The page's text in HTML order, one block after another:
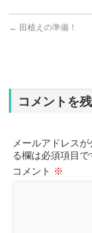
← 田植えの準備！
コメントを
メールアドレス
る欄は必須項目で
コメント ※